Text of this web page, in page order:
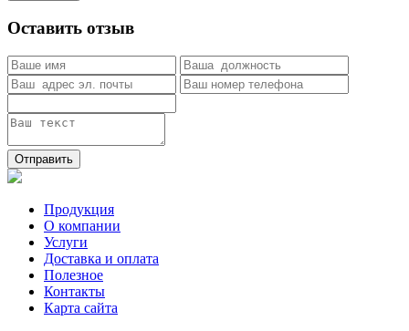
Оставить отзыв
Отправить
Продукция
О компании
Услуги
Доставка и оплата
Полезное
Контакты
Карта сайта